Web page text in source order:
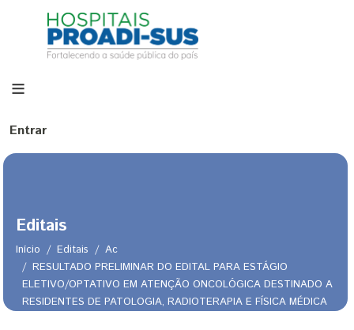
Pular para o conteúdo principal
Menu de conta de usuário
Entrar
Editais
Trilha de navegação
Início Editais
Ac
RESULTADO PRELIMINAR DO EDITAL PARA ESTÁGIO
ELETIVO/OPTATIVO EM ATENÇÃO ONCOLÓGICA DESTINADO A
RESIDENTES DE PATOLOGIA, RADIOTERAPIA E FÍSICA MÉDICA